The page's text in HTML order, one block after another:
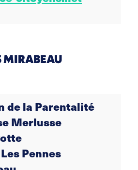
MIRABEAU
de la Parentalité
Merlusse
Pennes